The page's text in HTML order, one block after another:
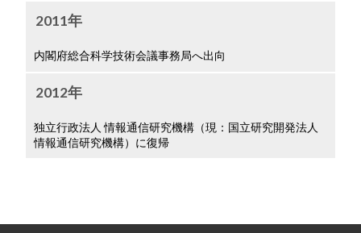
2011年
内閣府総合科学技術会議事務局へ出向
2012年
独立行政法人 情報通信研究機構（現：国立研究開発法人
情報通信研究機構）に復帰